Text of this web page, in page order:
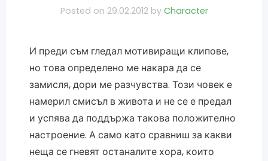
Posted on 29.02.2012 by Character
И преди съм гледал мотивиращи клипове,
но това определено ме накара да се
замисля, дори ме разчувства. Този човек е
намерил смисъл в живота и не се е предал
и успява да поддържа такова положително
настроение. А само като сравниш за какви
неща се гневят останалите хора, които